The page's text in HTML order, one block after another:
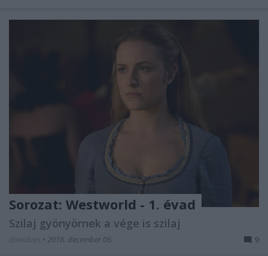
Sorozat: Westworld - 1. évad
Szilaj gyönyörnek a vége is szilaj
• 2016. december 06. 9